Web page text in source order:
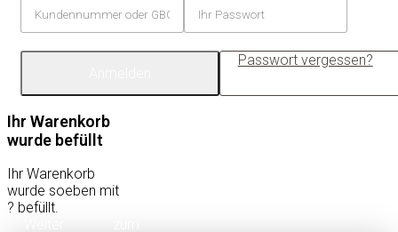
Passwort vergessen?
Ihr Warenkorb
wurde befüllt
Ihr Warenkorb
wurde soeben mit
? befüllt.